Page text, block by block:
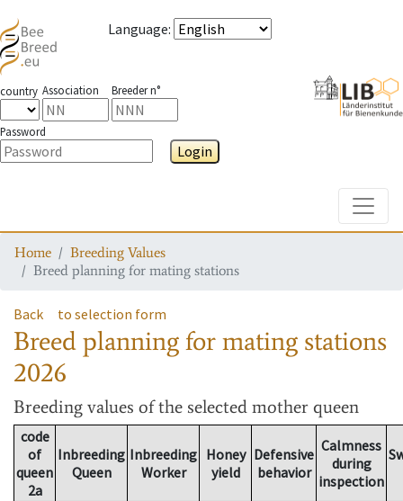
Language:
country Association Breeder n°
Password
Login
Home
Breeding Values
Breed planning for mating stations
Back to selection form
Breed planning for mating stations
2026
Breeding values of the selected mother queen
code
of
queen
2a
Inbreeding
Queen
Inbreeding
Worker
Honey
yield
Defensive
behavior
Calmness
during
inspection